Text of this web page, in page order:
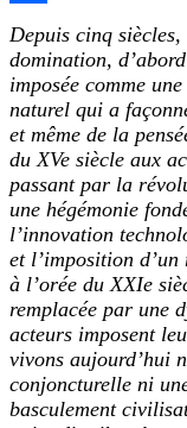
Depuis cinq
domination,
imposée comme
naturel qui a
et même de la
du XVe siècle aux
passant par la
une hégémonie
l’innovation
et l’imposition
à l’orée du XXIe
remplacée par une
acteurs imposent
vivons aujourd’hui
conjoncturelle ni
basculement